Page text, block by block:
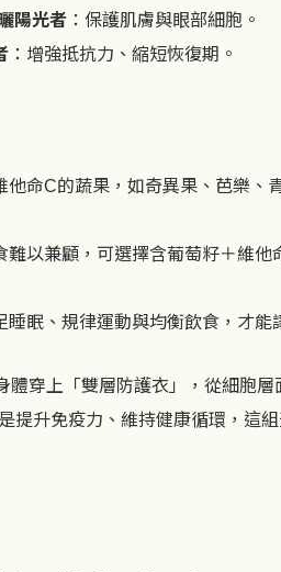
陽光者 ：保護肌膚與眼部細胞。
：增強抵抗力、縮短恢復期。
他命C的蔬果，如奇異果、芭樂、
難以兼顧，可選擇含葡萄籽＋維他
睡眠、規律運動與均衡飲食，才
體穿上「雙層防護衣」，從細胞
提升免疫力、維持健康循環，這